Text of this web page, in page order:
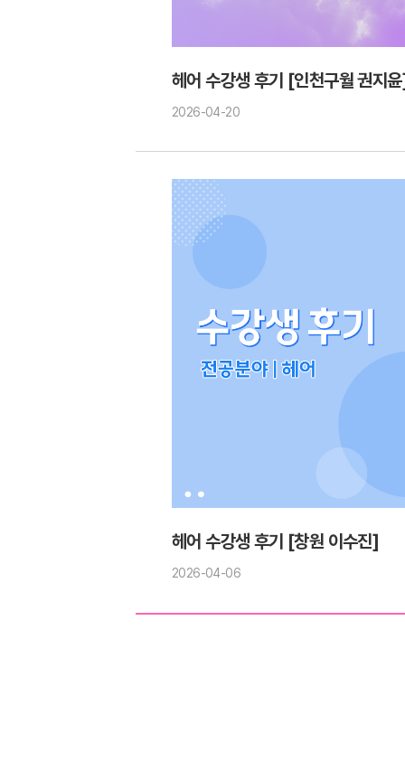
헤어 수강생 후기 [인천구월 권지
2026-04-20
헤어 수강생 후기 [창원 이수진]
2026-04-06